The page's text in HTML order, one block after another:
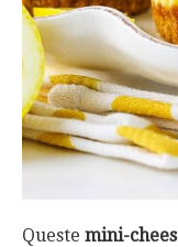
Queste mini-